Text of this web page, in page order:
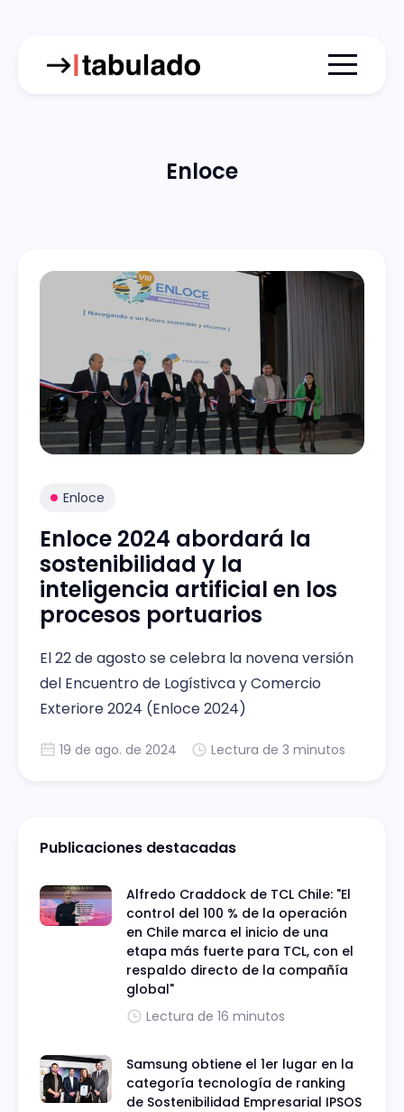
Menu
Enloce
Enloce
Enloce 2024 abordará la
sostenibilidad y la
inteligencia artificial en los
procesos portuarios
El 22 de agosto se celebra la novena versión
del Encuentro de Logístivca y Comercio
Exteriore 2024 (Enloce 2024)
19 de ago. de 2024 Lectura de 3 minutos
Publicaciones destacadas
Alfredo Craddock de TCL Chile: "El
control del 100 % de la operación
en Chile marca el inicio de una
etapa más fuerte para TCL, con el
respaldo directo de la compañía
global"
Lectura de 16 minutos
Samsung obtiene el 1er lugar en la
categoría tecnología de ranking
de Sostenibilidad Empresarial IPSOS